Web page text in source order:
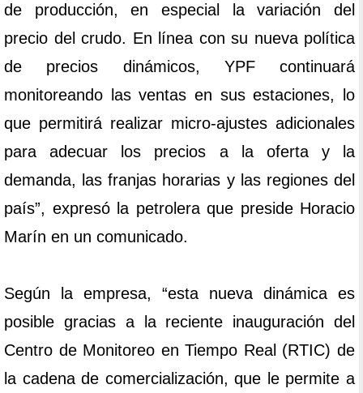
de producción, en especial la variación del
precio del crudo. En línea con su nueva política
de precios dinámicos, YPF continuará
monitoreando las ventas en sus estaciones, lo
que permitirá realizar micro-ajustes adicionales
para adecuar los precios a la oferta y la
demanda, las franjas horarias y las regiones del
país”, expresó la petrolera que preside Horacio
Marín en un comunicado.
Según la empresa, “esta nueva dinámica es
posible gracias a la reciente inauguración del
Centro de Monitoreo en Tiempo Real (RTIC) de
la cadena de comercialización, que le permite a